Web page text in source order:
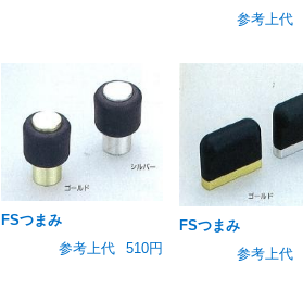
参考上代
FSつまみ
参考上代
510円
FSつまみ
参考上代